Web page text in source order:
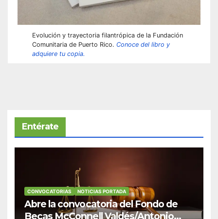
Evolución y trayectoria filantrópica de la Fundación
Comunitaria de Puerto Rico. Conoce del libro y
adquiere tu copia.
Entérate
CONVOCATORIAS NOTICIAS PORTADA
Abre la convocatoria del Fondo de
Becas McConnell Valdés/Antonio